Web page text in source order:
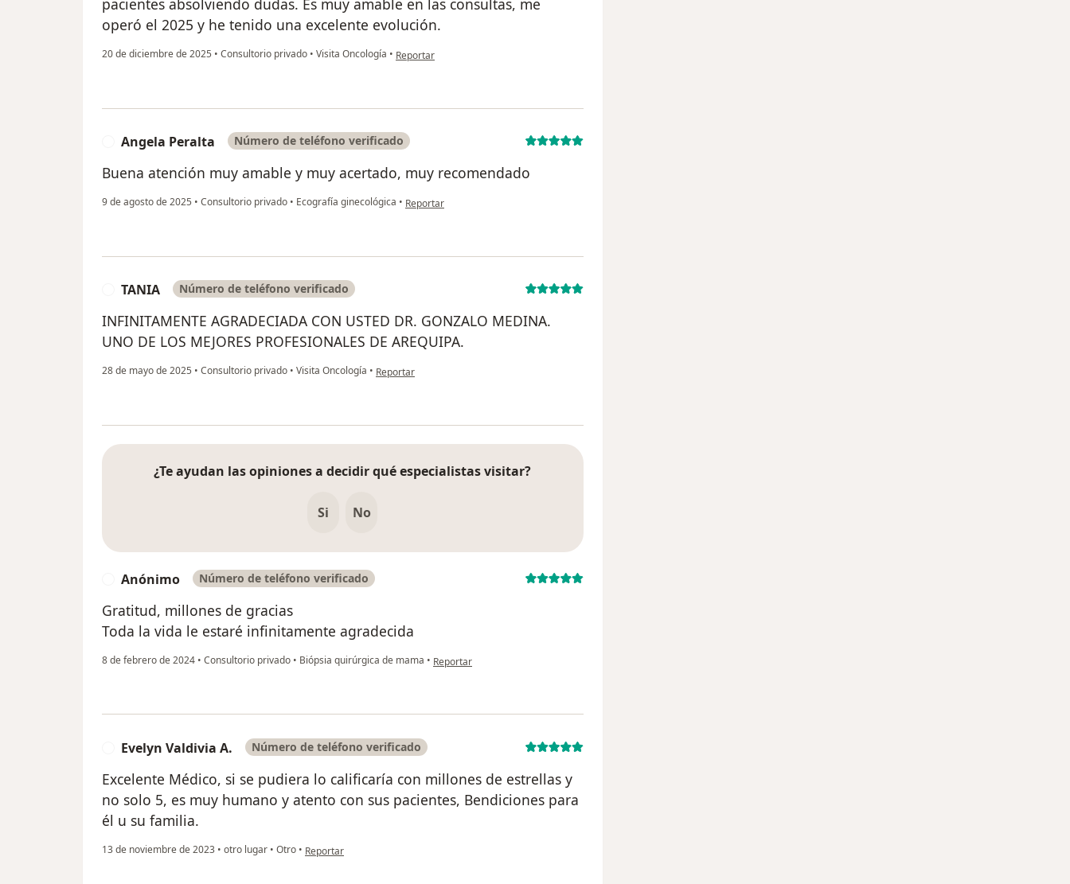
pacientes absolviendo dudas. Es muy amable en las consultas, me
operó el 2025 y he tenido una excelente evolución.
20 de diciembre de 2025 • Consultorio privado • Visita Oncología • en opinión del usuario Beatriz Apaza Tacca
Reportar
Angela Peralta Número de teléfono verificado
Buena atención muy amable y muy acertado, muy recomendado
9 de agosto de 2025 • Consultorio privado • Ecografía ginecológica • en opinión del usuario Angela Peralta
Reportar
TANIA Número de teléfono verificado
INFINITAMENTE AGRADECIADA CON USTED DR. GONZALO MEDINA.
UNO DE LOS MEJORES PROFESIONALES DE AREQUIPA.
28 de mayo de 2025 • Consultorio privado • Visita Oncología • en opinión del usuario TANIA
Reportar
¿Te ayudan las opiniones a decidir qué especialistas visitar?
Si No
Anónimo Número de teléfono verificado
Gratitud, millones de gracias
Toda la vida le estaré infinitamente agradecida
8 de febrero de 2024 • Consultorio privado • Biópsia quirúrgica de mama • en opinión del usuario Anónimo
Reportar
Evelyn Valdivia A. Número de teléfono verificado
Excelente Médico, si se pudiera lo calificaría con millones de estrellas y
no solo 5, es muy humano y atento con sus pacientes, Bendiciones para
él u su familia.
13 de noviembre de 2023 • otro lugar • Otro • en opinión del usuario Evelyn Valdivia A.
Reportar